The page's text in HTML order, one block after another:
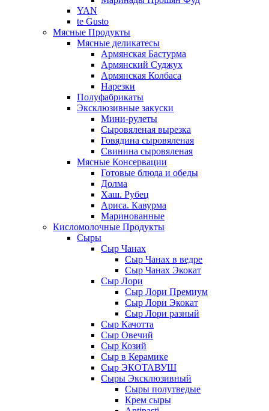
YAN
te Gusto
Мясные Продукты
Мясные деликатесы
Армянская Бастурма
Армянский Суджух
Армянская Колбаса
Нарезки
Полуфабрикаты
Эксклюзивные закуски
Мини-рулеты
Сыровяленая вырезка
Говядина сыровяленая
Свинина сыровяленая
Мясные Консервации
Готовые блюда и обеды
Долма
Хаш. Рубец
Ариса. Кавурма
Маринованные
Кисломолочные Продукты
Сыры
Сыр Чанах
Сыр Чанах в ведре
Сыр Чанах Экокат
Сыр Лори
Сыр Лори Премиум
Сыр Лори Экокат
Сыр Лори разный
Сыр Качотта
Сыр Овечий
Сыр Козий
Сыр в Керамике
Сыр ЭКОТАВУШ
Сыры Эксклюзивный
Сыры полутведые
Крем сыры